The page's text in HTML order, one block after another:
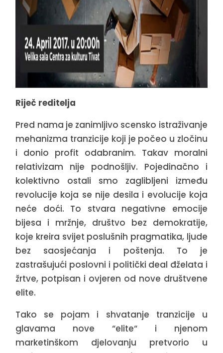
Riječ reditelja
Pred nama je zanimljivo scensko istraživanje
mehanizma tranzicije koji je počeo u zločinu
i donio profit odabranim. Takav moralni
relativizam nije podnošljiv. Pojedinačno i
kolektivno ostali smo zaglibljeni između
revolucije koja se nije desila i evolucije koja
neće doći. To stvara negativne emocije
bijesa i mržnje, društvo bez demokratije,
koje kreira svijet poslušnih pragmatika, ljude
bez saosjećanja i poštenja. To je
zastrašujući poslovni i politički deal đželata i
žrtve, potpisan i ovjeren od nove društvene
elite.
Tako se pojam i shvatanje tranzicije u
glavama nove “elite“ i njenom
marketinškom djelovanju pretvorio u